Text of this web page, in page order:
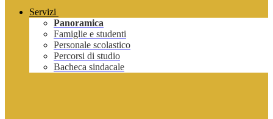
Servizi
Panoramica
Famiglie e studenti
Personale scolastico
Percorsi di studio
Bacheca sindacale